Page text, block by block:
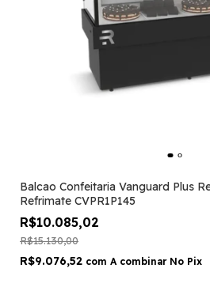
Balcao Confeitaria Vanguard Plus
Refrimate CVPR1P145
R$10.085,02
R$15.130,00
R$9.076,52 com A combinar No Pix